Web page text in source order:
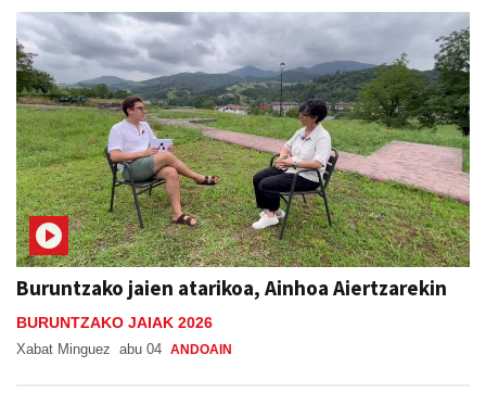
Buruntzako jaien atarikoa, Ainhoa Aiertzarekin
BURUNTZAKO JAIAK 2026
Xabat Minguez abu 04 ANDOAIN